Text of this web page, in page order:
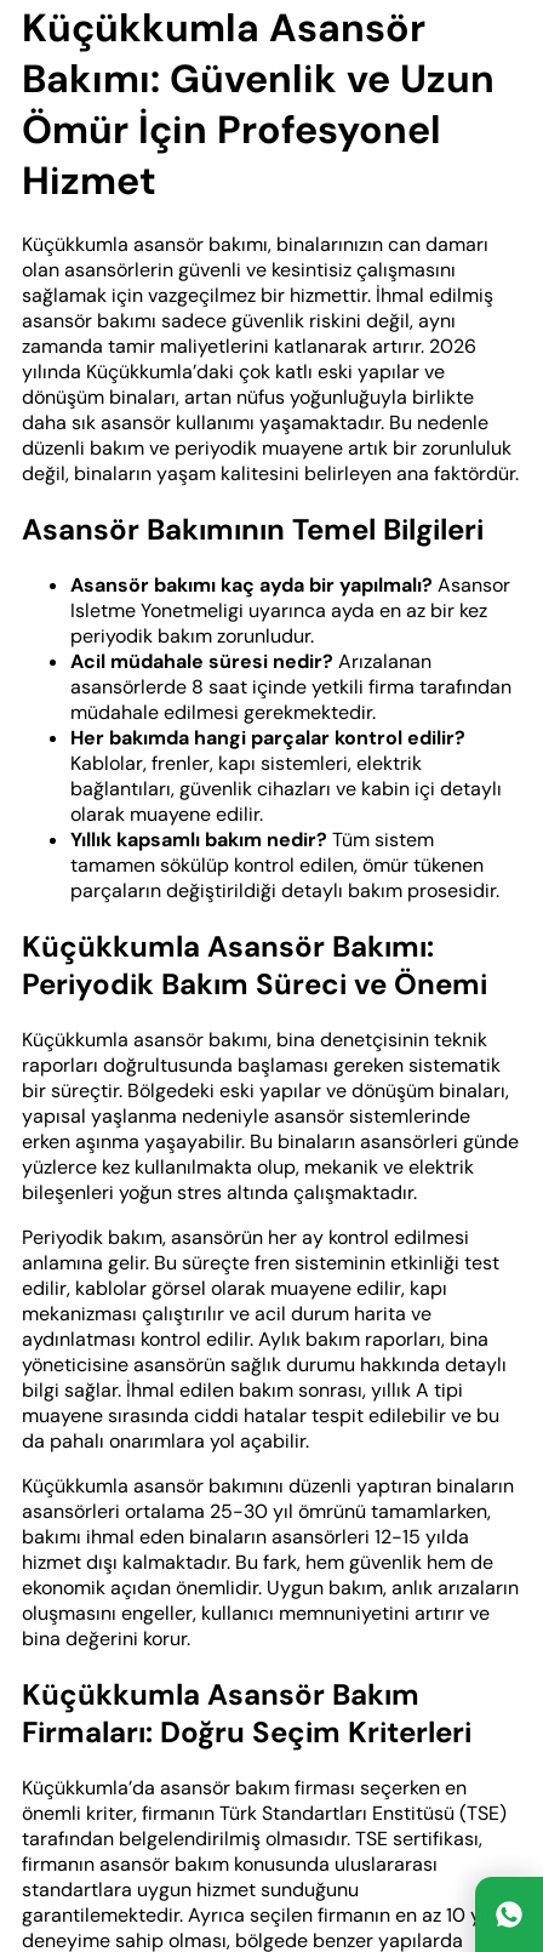
Küçükkumla Asansör
Bakımı: Güvenlik ve Uzun
Ömür İçin Profesyonel
Hizmet
Küçükkumla asansör bakımı, binalarınızın can damarı
olan asansörlerin güvenli ve kesintisiz çalışmasını
sağlamak için vazgeçilmez bir hizmettir. İhmal edilmiş
asansör bakımı sadece güvenlik riskini değil, aynı
zamanda tamir maliyetlerini katlanarak artırır. 2026
yılında Küçükkumla’daki çok katlı eski yapılar ve
dönüşüm binaları, artan nüfus yoğunluğuyla birlikte
daha sık asansör kullanımı yaşamaktadır. Bu nedenle
düzenli bakım ve periyodik muayene artık bir zorunluluk
değil, binaların yaşam kalitesini belirleyen ana faktördür.
Asansör Bakımının Temel Bilgileri
Asansör bakımı kaç ayda bir yapılmalı? Asansor
Isletme Yonetmeligi uyarınca ayda en az bir kez
periyodik bakım zorunludur.
Acil müdahale süresi nedir? Arızalanan
asansörlerde 8 saat içinde yetkili firma tarafından
müdahale edilmesi gerekmektedir.
Her bakımda hangi parçalar kontrol edilir?
Kablolar, frenler, kapı sistemleri, elektrik
bağlantıları, güvenlik cihazları ve kabin içi detaylı
olarak muayene edilir.
Yıllık kapsamlı bakım nedir? Tüm sistem
tamamen sökülüp kontrol edilen, ömür tükenen
parçaların değiştirildiği detaylı bakım prosesidir.
Küçükkumla Asansör Bakımı:
Periyodik Bakım Süreci ve Önemi
Küçükkumla asansör bakımı, bina denetçisinin teknik
raporları doğrultusunda başlaması gereken sistematik
bir süreçtir. Bölgedeki eski yapılar ve dönüşüm binaları,
yapısal yaşlanma nedeniyle asansör sistemlerinde
erken aşınma yaşayabilir. Bu binaların asansörleri günde
yüzlerce kez kullanılmakta olup, mekanik ve elektrik
bileşenleri yoğun stres altında çalışmaktadır.
Periyodik bakım, asansörün her ay kontrol edilmesi
anlamına gelir. Bu süreçte fren sisteminin etkinliği test
edilir, kablolar görsel olarak muayene edilir, kapı
mekanizması çalıştırılır ve acil durum harita ve
aydınlatması kontrol edilir. Aylık bakım raporları, bina
yöneticisine asansörün sağlık durumu hakkında detaylı
bilgi sağlar. İhmal edilen bakım sonrası, yıllık A tipi
muayene sırasında ciddi hatalar tespit edilebilir ve bu
da pahalı onarımlara yol açabilir.
Küçükkumla asansör bakımını düzenli yaptıran binaların
asansörleri ortalama 25-30 yıl ömrünü tamamlarken,
bakımı ihmal eden binaların asansörleri 12-15 yılda
hizmet dışı kalmaktadır. Bu fark, hem güvenlik hem de
ekonomik açıdan önemlidir. Uygun bakım, anlık arızaların
oluşmasını engeller, kullanıcı memnuniyetini artırır ve
bina değerini korur.
Küçükkumla Asansör Bakım
Firmaları: Doğru Seçim Kriterleri
Küçükkumla’da asansör bakım firması seçerken en
önemli kriter, firmanın Türk Standartları Enstitüsü (TSE)
tarafından belgelendirilmiş olmasıdır. TSE sertifikası,
firmanın asansör bakım konusunda uluslararası
standartlara uygun hizmet sunduğunu
garantilemektedir. Ayrıca seçilen firmanın en az 10 yıllık
deneyime sahip olması, bölgede benzer yapılarda